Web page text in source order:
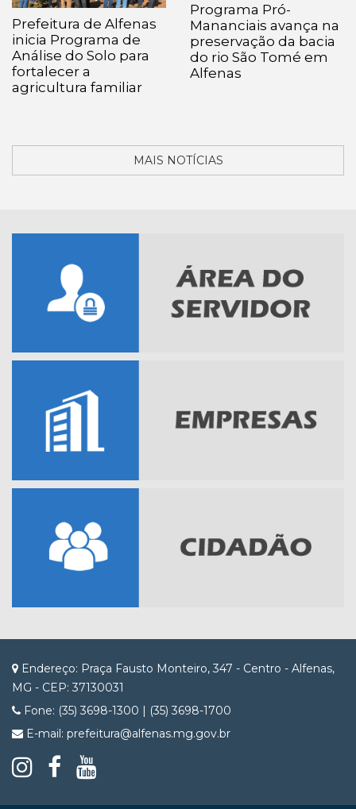
Prefeitura de Alfenas
inicia Programa de
Análise do Solo para
fortalecer a
agricultura familiar
Programa Pró-
Mananciais avança na
preservação da bacia
do rio São Tomé em
Alfenas
MAIS NOTÍCIAS
Endereço: Praça Fausto Monteiro, 347 - Centro - Alfenas,
MG - CEP: 37130031
Fone: (35) 3698-1300 | (35) 3698-1700
E-mail: prefeitura@alfenas.mg.gov.br